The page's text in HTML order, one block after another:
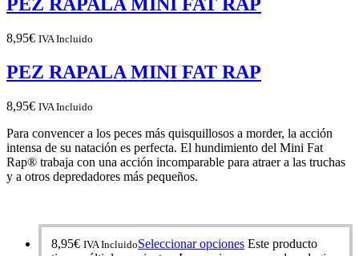
PEZ RAPALA MINI FAT RAP
8,95€ IVA Incluido
PEZ RAPALA MINI FAT RAP
8,95€ IVA Incluido
Para convencer a los peces más quisquillosos a morder, la acción
intensa de su natación es perfecta. El hundimiento del Mini Fat
Rap® trabaja con una acción incomparable para atraer a las truchas
y a otros depredadores más pequeños.
8,95€ IVA IncluidoSeleccionar opciones Este producto